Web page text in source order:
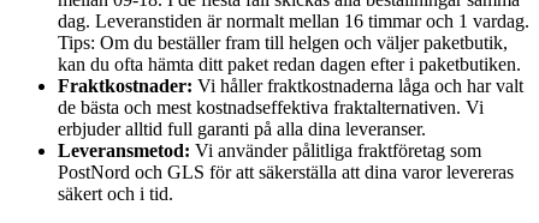
dag. Leveranstiden är normalt mellan 16 timmar och 1 vardag.
Tips: Om du beställer fram till helgen och väljer paketbutik,
kan du ofta hämta ditt paket redan dagen efter i paketbutiken.
Fraktkostnader: Vi håller fraktkostnaderna låga och har valt
de bästa och mest kostnadseffektiva fraktalternativen. Vi
erbjuder alltid full garanti på alla dina leveranser.
Leveransmetod: Vi använder pålitliga fraktföretag som
PostNord och GLS för att säkerställa att dina varor levereras
säkert och i tid.